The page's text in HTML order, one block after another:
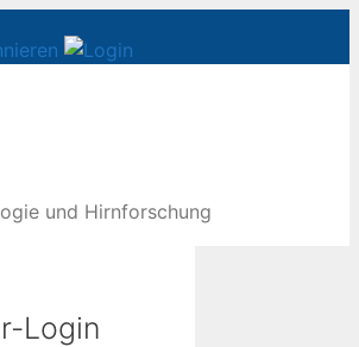
und Hirnforschung
Login